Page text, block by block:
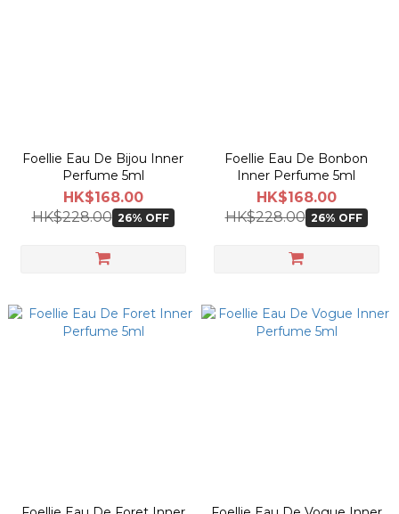
Foellie Eau De Bijou Inner
Perfume 5ml
HK$168.00
HK$228.00 26% OFF
Foellie Eau De Bonbon
Inner Perfume 5ml
HK$168.00
HK$228.00 26% OFF